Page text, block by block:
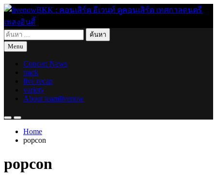
Skip
content
livenowBKK : คอนเสิร์ต อีเวนท์ ดูคอนเสิร์ต เทศกาลดนตรี เพลง
อินดี้
live for today
ค้นหา
สำหรับ:
Menu
Concert News
track
live recap
variety
About teamlivenow
Home
popcon
popcon